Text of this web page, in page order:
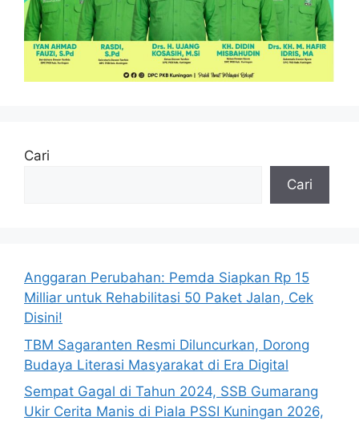
Cari
Cari
Anggaran Perubahan: Pemda Siapkan Rp 15
Milliar untuk Rehabilitasi 50 Paket Jalan, Cek
Disini!
TBM Sagaranten Resmi Diluncurkan, Dorong
Budaya Literasi Masyarakat di Era Digital
Sempat Gagal di Tahun 2024, SSB Gumarang
Ukir Cerita Manis di Piala PSSI Kuningan 2026,